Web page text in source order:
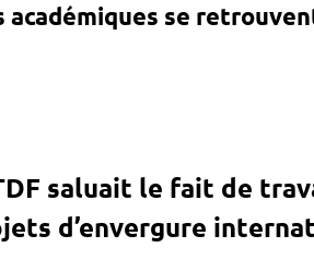
se
saluait le fait de
d’envergure